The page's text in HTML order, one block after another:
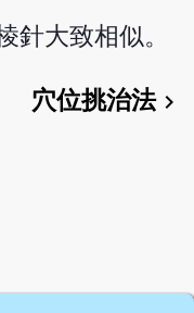
針大致相似。
穴位挑治法chevron_right